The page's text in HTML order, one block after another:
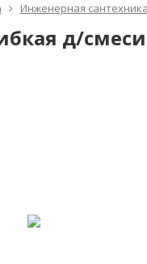
Инженерная сантехника
д/